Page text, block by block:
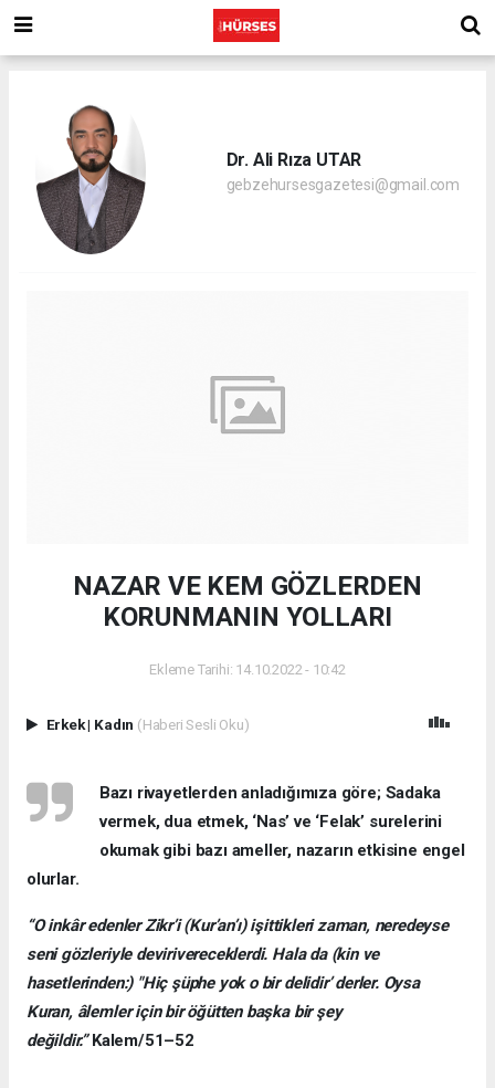
Dr. Ali Rıza UTAR
gebzehursesgazetesi@gmail.com
NAZAR VE KEM GÖZLERDEN
KORUNMANIN YOLLARI
Ekleme Tarihi: 14.10.2022 - 10:42
Erkek| Kadın (Haberi Sesli Oku)
Bazı rivayetlerden anladığımıza göre; Sadaka
vermek, dua etmek, ‘Nas’ ve ‘Felak’ surelerini
okumak gibi bazı ameller, nazarın etkisine engel
olurlar.
“O inkâr edenler Zikr’i (Kur’an’ı) işittikleri zaman, neredeyse
seni gözleriyle devirivereceklerdi. Hala da (kin ve
hasetlerinden:) "Hiç şüphe yok o bir delidir’ derler. Oysa
Kuran, âlemler için bir öğütten başka bir şey
değildir.”Kalem/51–52